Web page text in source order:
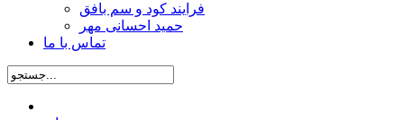
فرایند کود و سم بافق
حمید احسانی مهر
تماس با ما